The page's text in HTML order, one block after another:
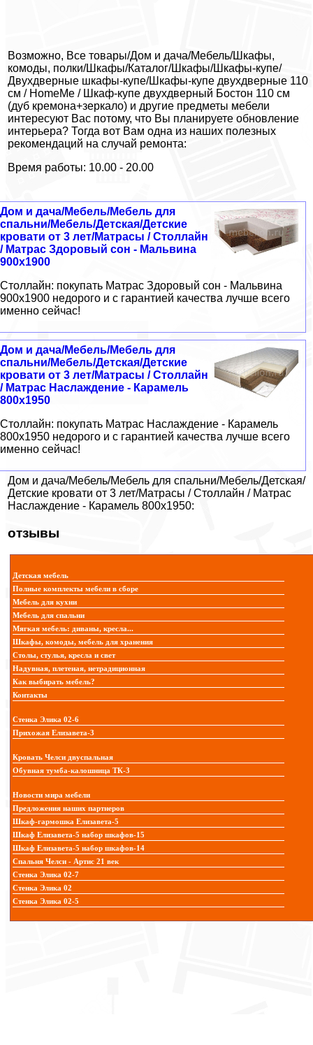
Возможно, Все товары/Дом и дача/Мебель/Шкафы,
комоды, полки/Шкафы/Каталог/Шкафы/Шкафы-купе/
Двухдверные шкафы-купе/Шкафы-купе двухдверные 110
см / HomeMe / Шкаф-купе двухдверный Бостон 110 см
(дуб кремона+зеркало) и другие предметы мебели
интересуют Вас потому, что Вы планируете обновление
интерьера? Тогда вот Вам одна из наших полезных
рекомендаций на случай ремонта:
Время работы: 10.00 - 20.00
Дом и дача/Мебель/Мебель для
спальни/Мебель/Детская/Детские
кровати от 3 лет/Матрасы / Столлайн
/ Матрас Здоровый сон - Мальвина
900x1900
Столлайн: покупать Матрас Здоровый сон - Мальвина
900x1900 недорого и с гарантией качества лучше всего
именно сейчас!
Дом и дача/Мебель/Мебель для
спальни/Мебель/Детская/Детские
кровати от 3 лет/Матрасы / Столлайн
/ Матрас Наслаждение - Карамель
800x1950
Столлайн: покупать Матрас Наслаждение - Карамель
800x1950 недорого и с гарантией качества лучше всего
именно сейчас!
Дом и дача/Мебель/Мебель для спальни/Мебель/Детская/
Детские кровати от 3 лет/Матрасы / Столлайн / Матрас
Наслаждение - Карамель 800x1950:
отзывы
Детская мебель
Полные комплекты мебели в сборе
Мебель для кухни
Мебель для спальни
Мягкая мебель: диваны, кресла...
Шкафы, комоды, мебель для хранения
Столы, стулья, кресла и свет
Надувная, плетеная, нетрадиционная
Как выбирать мебель?
Контакты
Стенка Элика 02-6
Прихожая Елизавета-3
Кровать Челси двуспальная
Обувная тумба-калошница ТК-3
Новости мира мебели
Предложения наших партнеров
Шкаф-гармошка Елизавета-5
Шкаф Елизавета-5 набор шкафов-15
Шкаф Елизавета-5 набор шкафов-14
Спальня Челси - Артис 21 век
Стенка Элика 02-7
Стенка Элика 02
Стенка Элика 02-5